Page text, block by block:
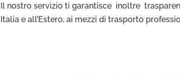
Il nostro servizio ti garantisce inoltre
Italia e all’Estero, ai mezzi di trasporto